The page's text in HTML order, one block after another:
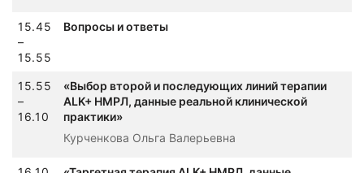
15.45
–
15.55
Вопросы и ответы
15.55
–
16.10
«Выбор второй и последующих линий терапии
ALK+ НМРЛ, данные реальной клинической
практики»
Курченкова Ольга Валерьевна